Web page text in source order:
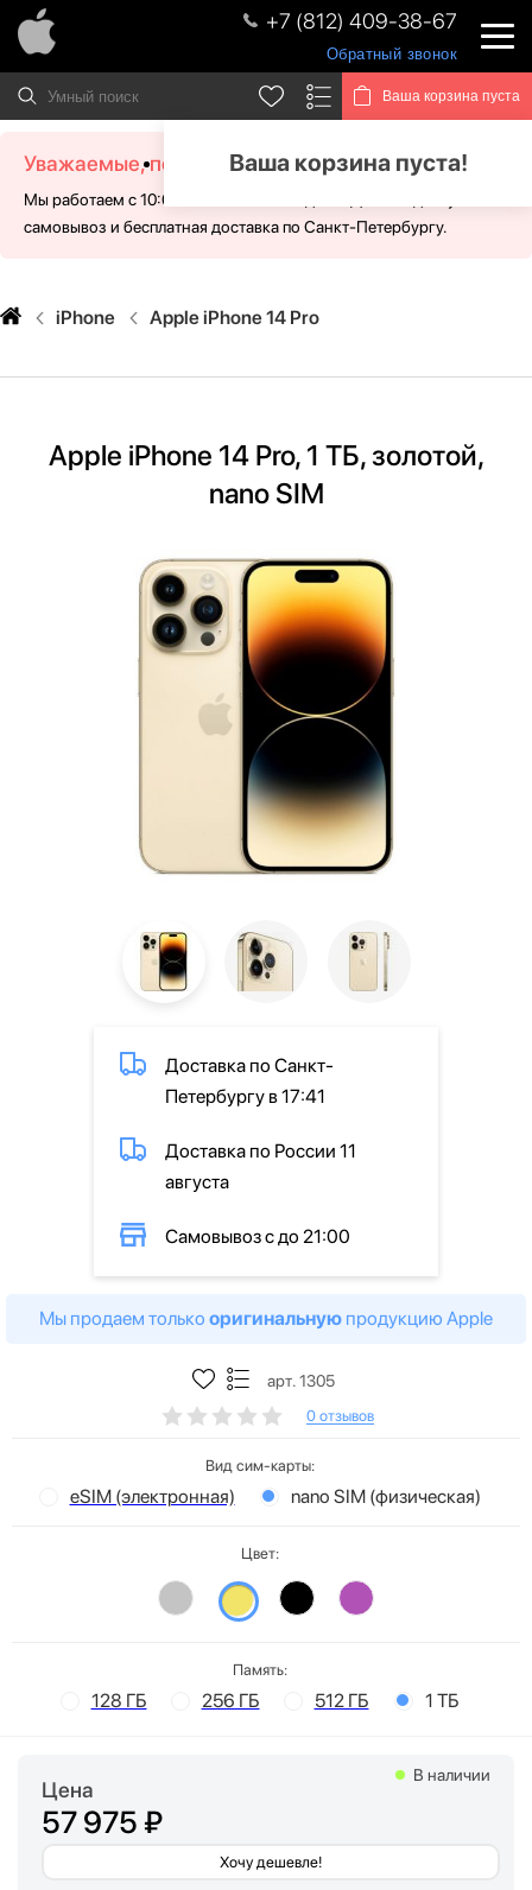
+7 (812) 409-38-67
Обратный звонок
Ваша корзина пуста
Ваша корзина пуста!
Уважаемые, посетители!
Мы работаем с 10:00 - 21:00 без выходных. Для Вас доступен
самовывоз и бесплатная доставка по Санкт-Петербургу.
iPhone Apple iPhone 14 Pro
Apple iPhone 14 Pro, 1 ТБ, золотой,
nano SIM
Доставка по Санкт-
Петербургу в 17:41
Доставка по России 11
августа
Самовывоз с до 21:00
Мы продаем только оригинальную продукцию Apple
арт. 1305
0 отзывов
Вид сим-карты:
eSIM (электронная) nano SIM (физическая)
Цвет:
Память:
128 ГБ 256 ГБ 512 ГБ 1 ТБ
Цена
57 975 ₽
Хочу дешевле!
В наличии